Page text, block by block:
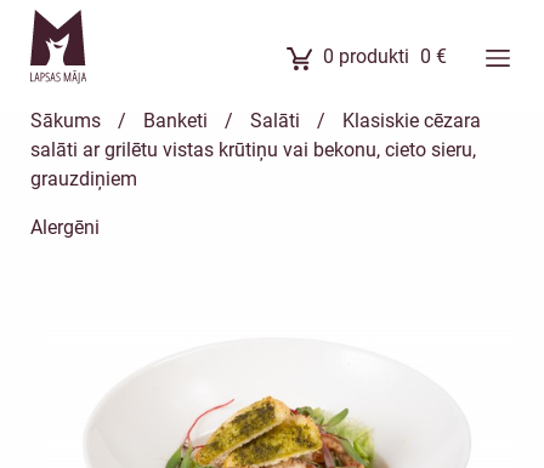
0 produkti 0 €
Ēdienkarte
Ēdienu komplekti
Sākums / Banketi / Salāti /
Klasiskie cēzara
salāti ar grilētu vistas krūtiņu vai bekonu, cieto sieru,
grauzdiņiem
Alergēni